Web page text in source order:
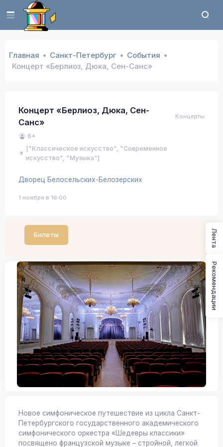
Главная Санкт-Петербург
События
Концерт «Берлиоз, Дюка, Сен-Санс»
Концерт «Берлиоз, Дюка, Сен-
Санс»
Концерты
6+
["Классическое искусство", "Современное
искусство", "Музыка"]
Дворец Белосельских-Белозерских
1 ноября в 16:00
Билеты
Новое симфоническое путешествие из цикла Санкт-
Петербургского государственного академического
симфонического оркестра «Шедевры классики»
посвящено французской музыке – стройной, легкой
Лента
Рекомендации